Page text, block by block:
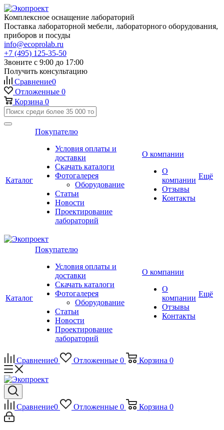
Комплексное оснащение лабораторий
Поставка лабораторной мебели, лабораторного оборудования,
приборов и посуды
info@ecoprolab.ru
+7 (495) 125-35-50
Звоните с 9:00 до 17:00
Получить консультацию
Сравнение0
Отложенные 0
Корзина 0
Каталог
Покупателю
Условия оплаты и
доставки
Скачать каталоги
Фотогалерея
Оборудование
Статьи
Новости
Проектирование
лабораторий
О компании
О
компании
Отзывы
Контакты
Ещё
Каталог
Покупателю
Условия оплаты и
доставки
Скачать каталоги
Фотогалерея
Оборудование
Статьи
Новости
Проектирование
лабораторий
О компании
О
компании
Отзывы
Контакты
Ещё
Сравнение0 Отложенные 0 Корзина 0
Сравнение0 Отложенные 0 Корзина 0